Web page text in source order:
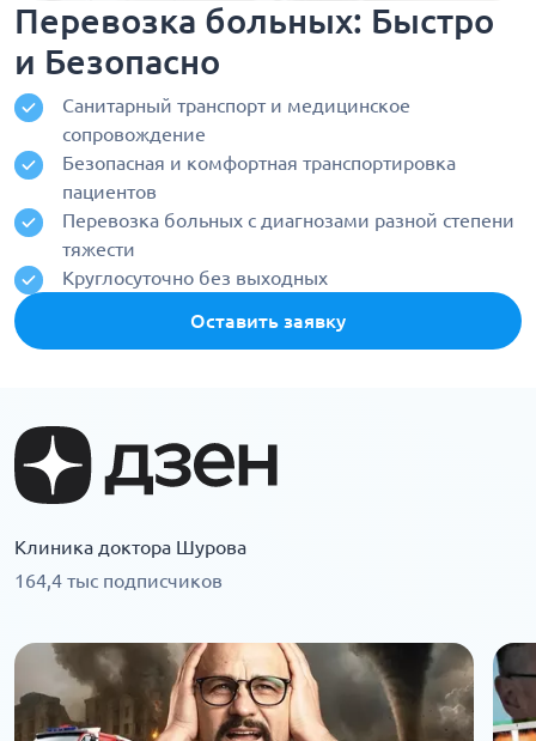
Перевозка больных: Быстро
и Безопасно
Санитарный транспорт и медицинское
сопровождение
Безопасная и комфортная транспортировка
пациентов
Перевозка больных с диагнозами разной степени
тяжести
Круглосуточно без выходных
Оставить заявку
Клиника доктора Шурова
164,4 тыс подписчиков